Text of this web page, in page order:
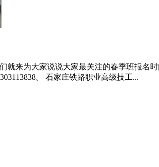
来为大家说说大家最关注的春季班报名
。 石家庄铁路职业高级技工...